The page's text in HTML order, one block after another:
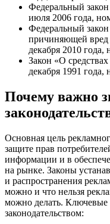
Федеральный
июля 2006 года,
Федеральный
причиняющей вред
декабря 2010
Закон «О
декабря 1991 года,
Почему важно
Основная цель
защите прав
информации и в
на рынке. Законы
и распространения
можно и что нельзя
можно делать. Ключевые
законодательством: